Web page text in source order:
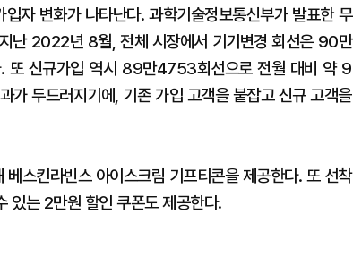
자 변화가 나타난다. 과학기술정보통신부가 발표한 무
난 2022년 8월, 전체 시장에서 기기변경 회선은 90만
신규가입 역시 89만4753회선으로 전월 대비 약 9
가 두드러지기에, 기존 가입 고객을 붙잡고 신규 고객을
스킨라빈스 아이스크림 기프티콘을 제공한다. 또 선착
있는 2만원 할인 쿠폰도 제공한다.